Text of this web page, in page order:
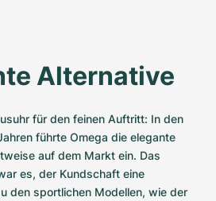
Alternative
für den feinen Auftritt: In den
führte Omega die elegante
auf dem Markt ein. Das
es, der Kundschaft eine